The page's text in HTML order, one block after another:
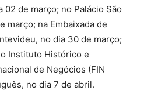
de março; no Palácio São
março; na Embaixada de
no dia 30 de março;
Instituto Histórico e
de Negócios (FIN
no dia 7 de abril.